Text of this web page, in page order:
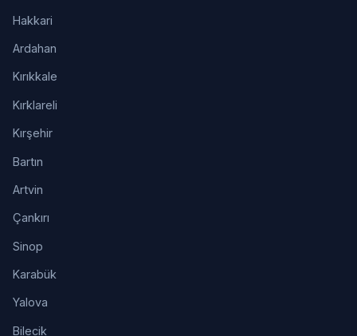
Hakkari
Ardahan
Kırıkkale
Kırklareli
Kırşehir
Bartın
Artvin
Çankırı
Sinop
Karabük
Yalova
Bilecik